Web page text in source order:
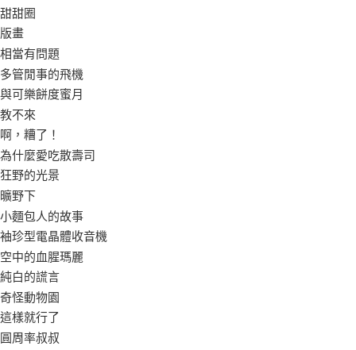
甜甜圈
版畫
相當有問題
多管閒事的飛機
與可樂餅度蜜月
教不來
啊，糟了！
為什麼愛吃散壽司
狂野的光景
曠野下
小麵包人的故事
袖珍型電晶體收音機
空中的血腥瑪麗
純白的謊言
奇怪動物園
這樣就行了
圓周率叔叔